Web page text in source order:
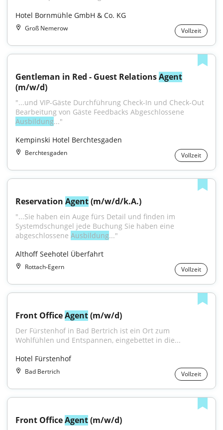
Hotel Bornmühle GmbH & Co. KG
Groß Nemerow Vollzeit
Gentleman in Red - Guest Relations Agent
(m/w/d)
"...und VIP-Gäste Durchführung Check-In und Check-Out
Ausbildung..."
Kempinski Hotel Berchtesgaden
Berchtesgaden Vollzeit
Reservation Agent (m/w/d/k.A.)
"...Sie haben ein Auge fürs Detail und finden im
Systemdschungel jede Buchung Sie haben eine
abgeschlossene Ausbildung..."
Althoff Seehotel Überfahrt
Rottach-Egern Vollzeit
Front Office Agent (m/w/d)
Der Fürstenhof in Bad Bertrich ist ein Ort zum
Wohlfühlen und Entspannen, eingebettet in die...
Hotel Fürstenhof
Bad Bertrich Vollzeit
Front Office Agent (m/w/d)